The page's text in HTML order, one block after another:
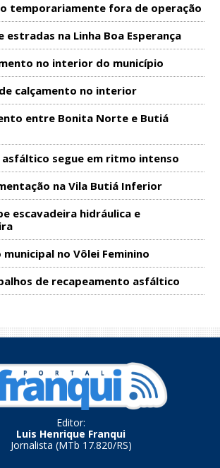
temporariamente fora de operação
estradas na Linha Boa Esperança
no interior do município
calçamento no interior
entre Bonita Norte e Butiá
asfáltico segue em ritmo intenso
na Vila Butiá Inferior
escavadeira hidráulica e
municipal no Vôlei Feminino
de recapeamento asfáltico
Editor:
Luis Henrique Franqui
Jornalista (MTb 17.820/RS)